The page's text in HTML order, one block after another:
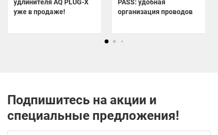
удлинителя AQ PLUG-X
уже в продаже!
PASS: удобная
организация проводов
Подпишитесь на акции и
специальные предложения!